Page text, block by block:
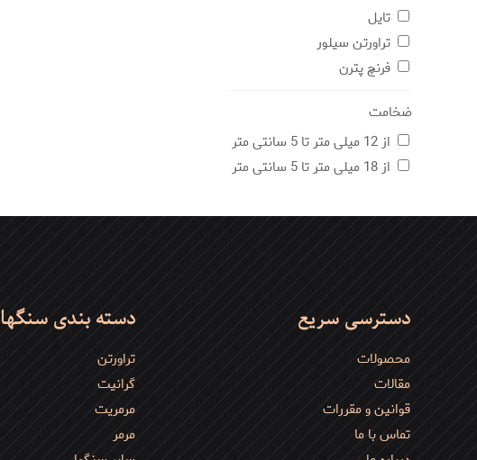
تایل
تراورتن سیلور
فرنچ پترن
ضخامت
از 12 میلی متر تا 5 سانتی متر
از 18 میلی متر تا 5 سانتی متر
دسترسی سریع
محصولات
مقالات
قوانین و مقررات
تماس با ما
دسته بندی سنگها
تراورتن
گرانیت
مرمریت
مرمر